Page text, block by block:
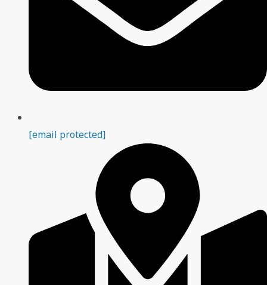
[email protected]